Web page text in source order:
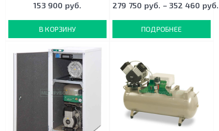
153 900 руб.
В КОРЗИНУ
279 750 руб. – 352 460 руб.
ПОДРОБНЕЕ